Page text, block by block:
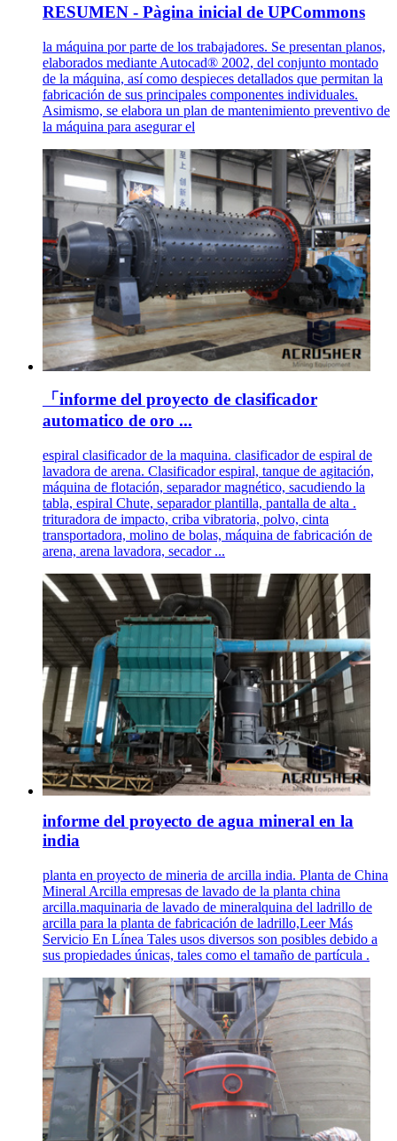
RESUMEN - Pàgina inicial de UPCommons
la máquina por parte de los trabajadores. Se presentan planos,
elaborados mediante Autocad® 2002, del conjunto montado
de la máquina, así como despieces detallados que permitan la
fabricación de sus principales componentes individuales.
Asimismo, se elabora un plan de mantenimiento preventivo de
la máquina para asegurar el
「informe del proyecto de clasificador
automatico de oro ...
espiral clasificador de la maquina. clasificador de espiral de
lavadora de arena. Clasificador espiral, tanque de agitación,
máquina de flotación, separador magnético, sacudiendo la
tabla, espiral Chute, separador plantilla, pantalla de alta .
trituradora de impacto, criba vibratoria, polvo, cinta
transportadora, molino de bolas, máquina de fabricación de
arena, arena lavadora, secador ...
informe del proyecto de agua mineral en la
india
planta en proyecto de mineria de arcilla india. Planta de China
Mineral Arcilla empresas de lavado de la planta china
arcilla.maquinaria de lavado de mineralquina del ladrillo de
arcilla para la planta de fabricación de ladrillo,Leer Más
Servicio En Línea Tales usos diversos son posibles debido a
sus propiedades únicas, tales como el tamaño de partícula .